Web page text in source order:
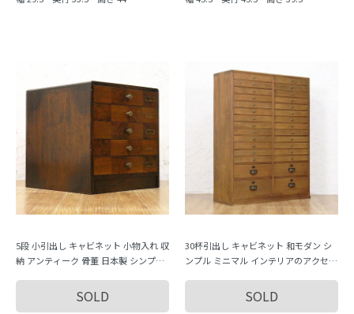
5段 小引出し キャビネット 小物入れ 収
納 アンティーク 骨董 日本製 シンプル
SOLD
30杯引出し キャビネット 和モダン シ
ンプル ミニマル インテリアのアクセン
SOLD